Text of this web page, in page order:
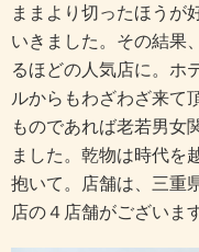
ままより切ったほうが
いきました。その結果
るほどの人気店に。ホ
ルからもわざわざ来て
ものであれば老若男女
ました。乾物は時代を
抱いて。店舗は、三重
店の４店舗がございます